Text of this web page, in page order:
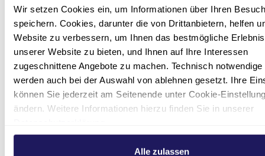
Wir setzen Cookies ein, um Informationen über Ihren
speichern. Cookies, darunter die von Drittanbietern, helfen
Website zu verbessern, um Ihnen das bestmögliche
unserer Website zu bieten, und Ihnen auf Ihre Interessen
zugeschnittene Angebote zu machen. Technisch
werden auch bei der Auswahl von ablehnen gesetzt. Ihre
können Sie jederzeit am Seitenende unter Cookie-
ändern. Weitere Informationen hierzu finden Sie in unserer
Alle zulassen
werden: Google AdWords:
googleadservices.com
YouTube und DoubleClick
Auf unserer Website sind Videos von YouTube,
ein Service der Google Ireland Ltd., Gordon
House, Barrow Street, Dublin 4, Ireland
eingebunden. Wir nutzen den Dienst von